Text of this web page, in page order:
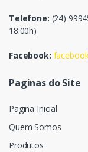
Telefone: (24)
18:00h)
Facebook:
Paginas do Site
Pagina Inicial
Quem Somos
Produtos